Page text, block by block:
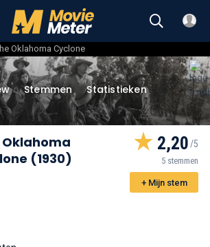
Oklahoma Cyclone
Stemmen Statistieken
Oklahoma
(1930)
2,20
5 stemmen
+ Mijn stem